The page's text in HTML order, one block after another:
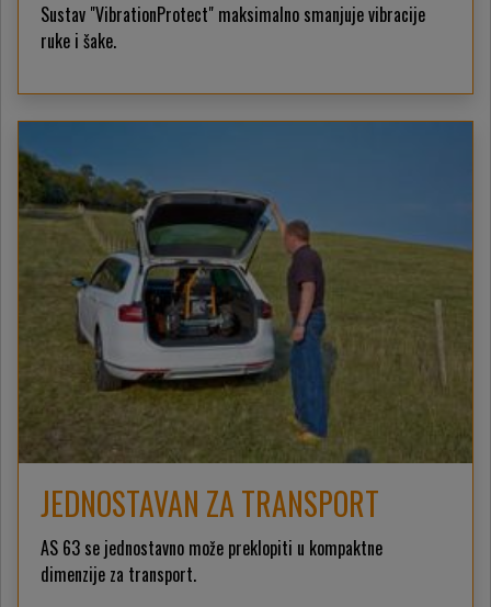
Sustav "VibrationProtect" maksimalno smanjuje vibracije
ruke i šake.
JEDNOSTAVAN ZA TRANSPORT
AS 63 se jednostavno može preklopiti u kompaktne
dimenzije za transport.